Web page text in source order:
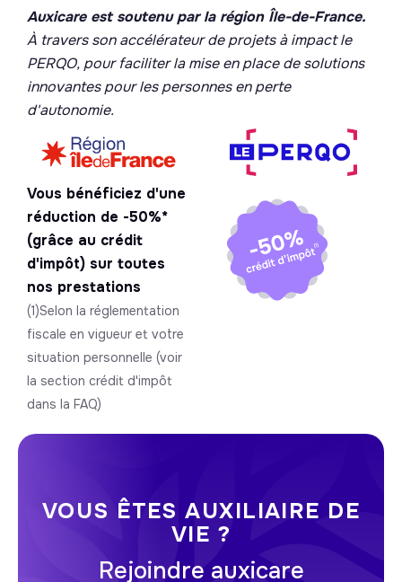
Auxicare est soutenu par la région Île-de-France.
À travers son accélérateur de projets à impact le
PERQO, pour faciliter la mise en place de solutions
innovantes pour les personnes en perte
d'autonomie.
Vous bénéficiez d'une
réduction de -50%*
(grâce au crédit
d'impôt) sur toutes
nos prestations
(1)Selon la réglementation
fiscale en vigueur et votre
situation personnelle (voir
la section crédit d'impôt
dans la FAQ)
VOUS ÊTES AUXILIAIRE DE
VIE ?
Rejoindre auxicare